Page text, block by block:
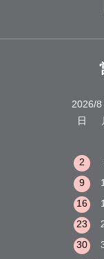
2026/8
日
2
9
16
23
30